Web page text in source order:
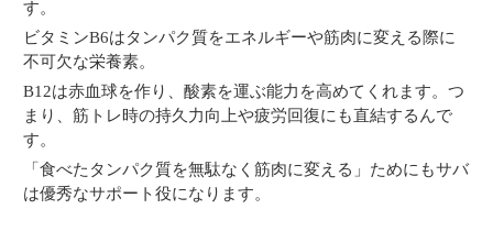
す。
ビタミンB6はタンパク質をエネルギーや筋肉に変える際に
不可欠な栄養素。
B12は赤血球を作り、酸素を運ぶ能力を高めてくれます。つ
まり、筋トレ時の持久力向上や疲労回復にも直結するんで
す。
「食べたタンパク質を無駄なく筋肉に変える」ためにもサバ
は優秀なサポート役になります。